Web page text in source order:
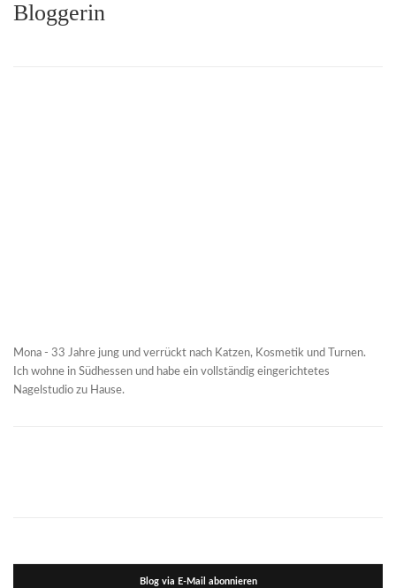
Bloggerin
Mona - 33 Jahre jung und verrückt nach Katzen, Kosmetik und Turnen.
Ich wohne in Südhessen und habe ein vollständig eingerichtetes
Nagelstudio zu Hause.
Blog via E-Mail abonnieren